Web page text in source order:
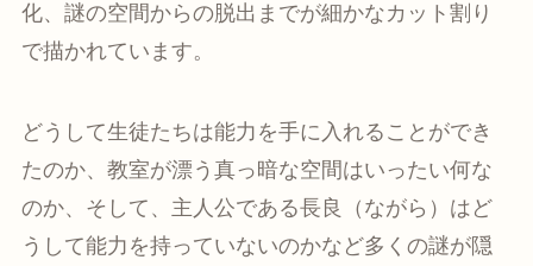
化、謎の空間からの脱出までが細かなカット割り
で描かれています。
どうして生徒たちは能力を手に入れることができ
たのか、教室が漂う真っ暗な空間はいったい何な
のか、そして、主人公である長良（ながら）はど
うして能力を持っていないのかなど多くの謎が隠